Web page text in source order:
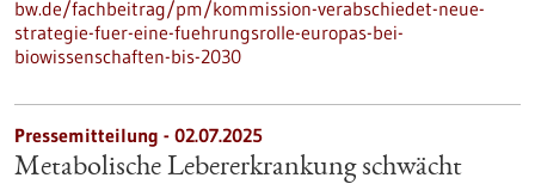
bw.de/fachbeitrag/pm/kommission-verabschiedet-neue-
strategie-fuer-eine-fuehrungsrolle-europas-bei-
biowissenschaften-bis-2030
Pressemitteilung - 02.07.2025
Metabolische Lebererkrankung schwächt